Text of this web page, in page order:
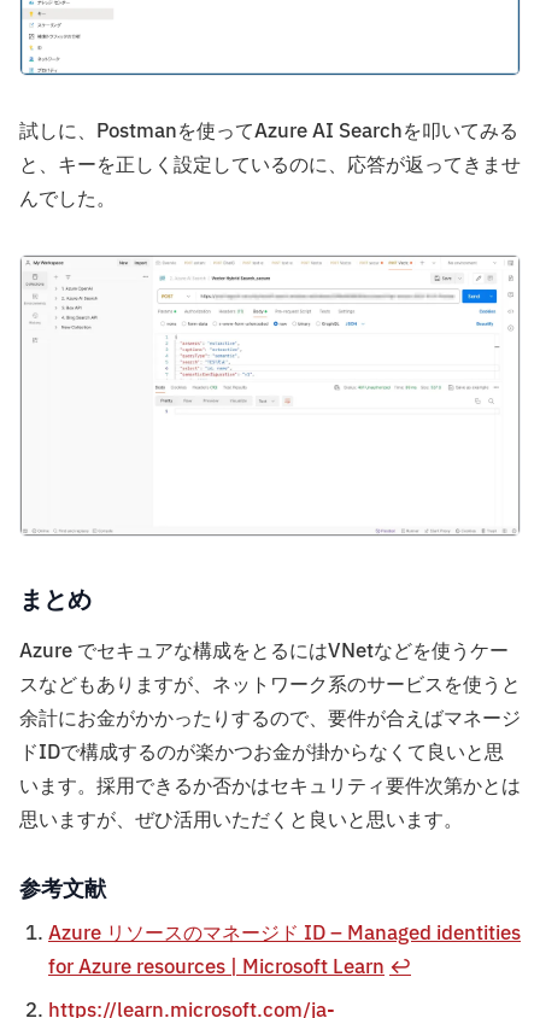
試しに、Postmanを使ってAzure AI Searchを叩いてみる
と、キーを正しく設定しているのに、応答が返ってきませ
んでした。
まとめ
Azure でセキュアな構成をとるにはVNetなどを使うケー
スなどもありますが、ネットワーク系のサービスを使うと
余計にお金がかかったりするので、要件が合えばマネージ
ドIDで構成するのが楽かつお金が掛からなくて良いと思
います。採用できるか否かはセキュリティ要件次第かとは
思いますが、ぜひ活用いただくと良いと思います。
参考文献
Azure リソースのマネージド ID – Managed identities
for Azure resources | Microsoft Learn↩︎
https://learn.microsoft.com/ja-